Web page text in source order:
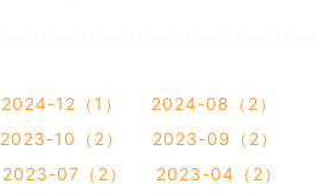
2024-12（1）
2024-08（2）
2023-10（2）
2023-09（2）
2023-07（2）
2023-04（2）